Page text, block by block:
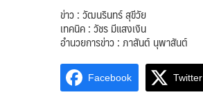
ข่าว : วัฒนรินทร์ สุขีวัย
เทคนิค : วัชร มีแสงเงิน
อำนวยการข่าว : ภาสันต์ นุพาสันต์
Facebook Twitter